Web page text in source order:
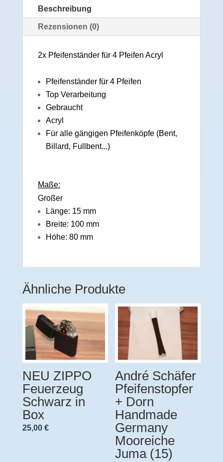
Beschreibung
Rezensionen (0)
2x Pfeifenständer für 4 Pfeifen Acryl
Pfeifenständer für 4 Pfeifen
Top Verarbeitung
Gebraucht
Acryl
Für alle gängigen Pfeifenköpfe (Bent,
Billard, Fullbent...)
Maße:
Großer
Länge: 15 mm
Breite: 100 mm
Höhe: 80 mm
Ähnliche Produkte
NEU ZIPPO
Feuerzeug
Schwarz in
Box
25,00 €
André Schäfer
Pfeifenstopfer
+ Dorn
Handmade
Germany
Mooreiche
Juma (15)